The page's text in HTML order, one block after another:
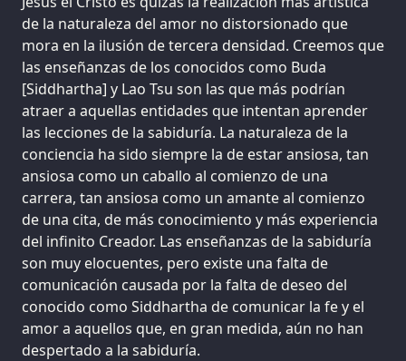
de la naturaleza del amor no distorsionado que
mora en la ilusión de tercera densidad. Creemos que
las enseñanzas de los conocidos como Buda
[Siddhartha] y Lao Tsu son las que más podrían
atraer a aquellas entidades que intentan aprender
las lecciones de la sabiduría. La naturaleza de la
conciencia ha sido siempre la de estar ansiosa, tan
ansiosa como un caballo al comienzo de una
carrera, tan ansiosa como un amante al comienzo
de una cita, de más conocimiento y más experiencia
del infinito Creador. Las enseñanzas de la sabiduría
son muy elocuentes, pero existe una falta de
comunicación causada por la falta de deseo del
conocido como Siddhartha de comunicar la fe y el
amor a aquellos que, en gran medida, aún no han
despertado a la sabiduría.